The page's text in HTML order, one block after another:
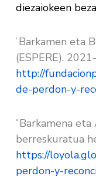
diezaiokeen
¹ Barkamen eta
(ESPERE).
http://
de-perdon-y-
² Barkamena
berreskuratua
https://
perdon-y-